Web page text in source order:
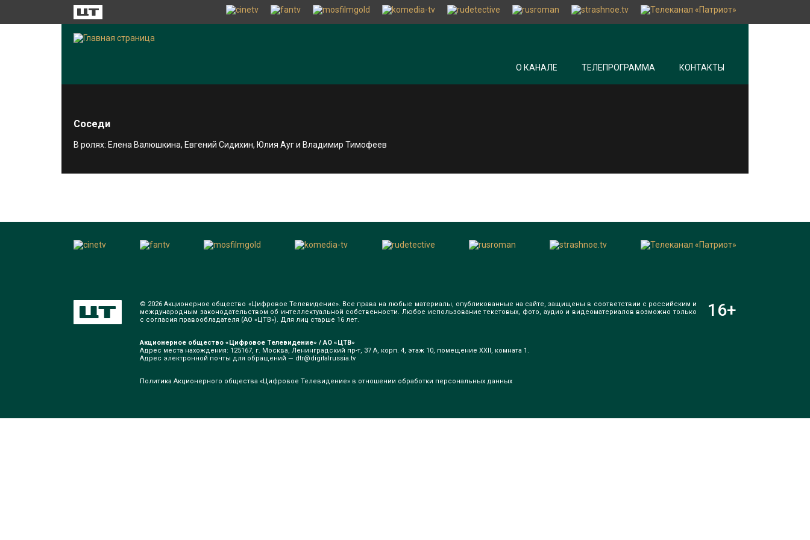
О КАНАЛЕ ТЕЛЕПРОГРАММА КОНТАКТЫ
Соседи
В ролях: Елена Валюшкина, Евгений Сидихин, Юлия Ауг и Владимир Тимофеев
© 2026 Акционерное общество «Цифровое Телевидение». Все права на любые материалы, опубликованные на сайте, защищены в соответствии с российским и
международным законодательством об интеллектуальной собственности. Любое использование текстовых, фото, аудио и видеоматериалов возможно только
с согласия правообладателя (АО «ЦТВ»). Для лиц старше 16 лет.
Акционерное общество «Цифровое Телевидение» / АО «ЦТВ»
Адрес места нахождения: 125167, г. Москва, Ленинградский пр-т, 37 А, корп. 4, этаж 10, помещение XXII, комната 1.
Адрес электронной почты для обращений — dtr@digitalrussia.tv
Политика Акционерного общества «Цифровое Телевидение» в отношении обработки персональных данных
16+